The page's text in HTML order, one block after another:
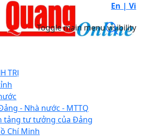
En | Vi
Toggle main menu visibility
TRỊ
- Nhà nước - MTTQ
tảng tư tưởng của Đảng
Chí Minh